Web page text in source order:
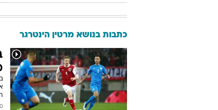
כתבות בנושא מרטין הינטרגר